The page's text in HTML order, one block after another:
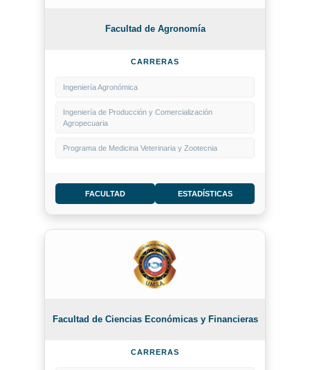
Facultad de Agronomía
CARRERAS
Ingeniería Agronómica
Ingeniería de Producción y Comercialización
Agropecuaria
Programa de Medicina Veterinaria y Zootecnia
FACULTAD ESTADÍSTICAS
Facultad de Ciencias Económicas y Financieras
CARRERAS